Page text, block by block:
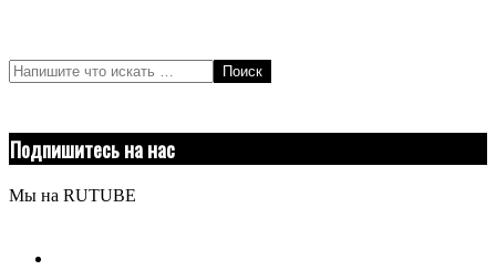
Поиск
Подпишитесь на нас
Мы на RUTUBE